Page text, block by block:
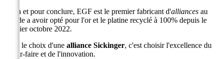
Enfin et pour conclure, EGF est le premier fabricant d'alliances au
monde a avoir opté pour l'or et le platine recyclé à 100% depuis le
premier octobre 2022.
Faire le choix d'une alliance Sickinger, c'est choisir l'excellence du
savoir-faire et de l'innovation.